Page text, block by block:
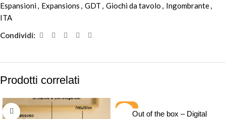
Espansioni
Expansions GDT Giochi da tavolo Ingombrante
ITA
Condividi:
Prodotti correlati
-33%
Out of the box – Digital